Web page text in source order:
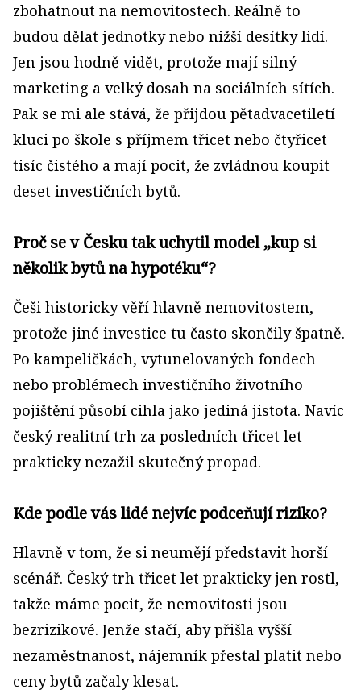
zbohatnout na nemovitostech. Reálně to
budou dělat jednotky nebo nižší desítky lidí.
Jen jsou hodně vidět, protože mají silný
marketing a velký dosah na sociálních sítích.
Pak se mi ale stává, že přijdou pětadvacetiletí
kluci po škole s příjmem třicet nebo čtyřicet
tisíc čistého a mají pocit, že zvládnou koupit
deset investičních bytů.
Proč se v Česku tak uchytil model „kup si
několik bytů na hypotéku“?
Češi historicky věří hlavně nemovitostem,
protože jiné investice tu často skončily špatně.
Po kampeličkách, vytunelovaných fondech
nebo problémech investičního životního
pojištění působí cihla jako jediná jistota. Navíc
český realitní trh za posledních třicet let
prakticky nezažil skutečný propad.
Kde podle vás lidé nejvíc podceňují riziko?
Hlavně v tom, že si neumějí představit horší
scénář. Český trh třicet let prakticky jen rostl,
takže máme pocit, že nemovitosti jsou
bezrizikové. Jenže stačí, aby přišla vyšší
nezaměstnanost, nájemník přestal platit nebo
ceny bytů začaly klesat.